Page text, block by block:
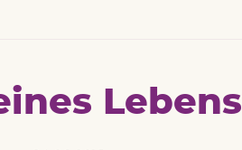
Lebens